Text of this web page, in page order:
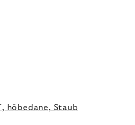
hõbedane, Staub